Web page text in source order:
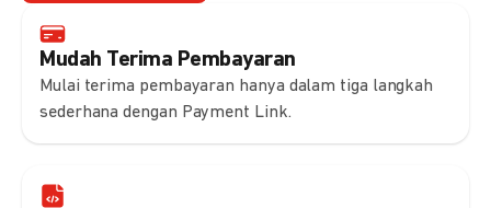
Mudah Terima Pembayaran
Mulai terima pembayaran hanya dalam tiga langkah
sederhana dengan Payment Link.